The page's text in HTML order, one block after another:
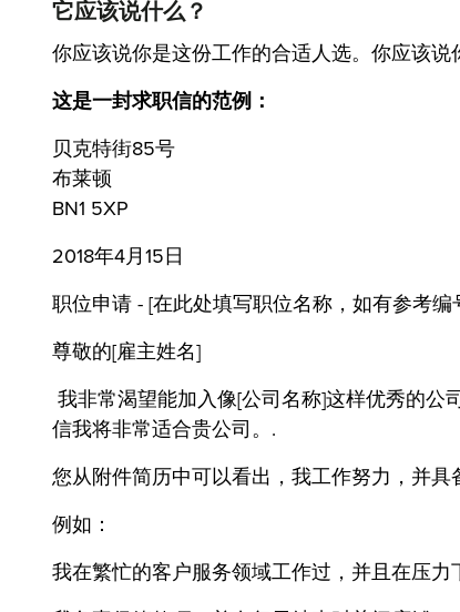
它应该说什么？
你应该说你是这份工作的合适人选。你应该
这是一封求职信的范例：
贝克特街85号
布莱顿
BN1 5XP
2018年4月15日
职位申请 - [在此处填写职位名称，如有参考编
尊敬的[雇主姓名]
我非常渴望能加入像[公司名称]这样优秀的公
信我将非常适合贵公司。.
您从附件简历中可以看出，我工作努力，并
例如：
我在繁忙的客户服务领域工作过，并且在压力